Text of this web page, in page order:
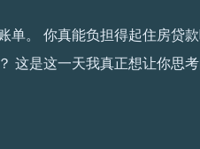
单。 你真能负担得起住房贷
这是这一天我真正想让你思